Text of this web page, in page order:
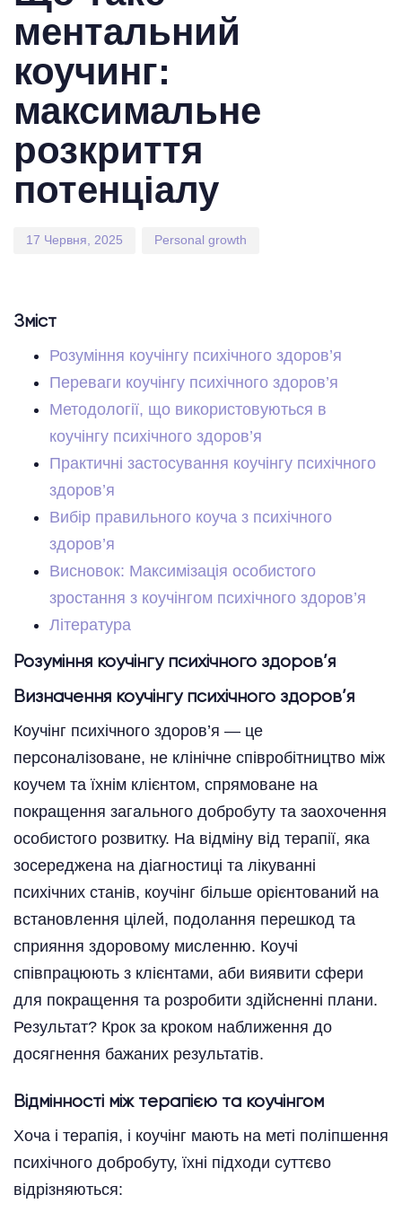
ментальний
коучинг:
максимальне
розкриття
потенціалу
17 Червня, 2025 Personal growth
Зміст
Розуміння коучінгу психічного здоров’я
Переваги коучінгу психічного здоров’я
Методології, що використовуються в
коучінгу психічного здоров’я
Практичні застосування коучінгу психічного
здоров’я
Вибір правильного коуча з психічного
здоров’я
Висновок: Максимізація особистого
зростання з коучінгом психічного здоров’я
Література
Розуміння коучінгу психічного здоров’я
Визначення коучінгу психічного здоров’я
Коучінг психічного здоров’я — це
персоналізоване, не клінічне співробітництво між
коучем та їхнім клієнтом, спрямоване на
покращення загального добробуту та заохочення
особистого розвитку. На відміну від терапії, яка
зосереджена на діагностиці та лікуванні
психічних станів, коучінг більше орієнтований на
встановлення цілей, подолання перешкод та
сприяння здоровому мисленню. Коучі
співпрацюють з клієнтами, аби виявити сфери
для покращення та розробити здійсненні плани.
Результат? Крок за кроком наближення до
досягнення бажаних результатів.
Відмінності між терапією та коучінгом
Хоча і терапія, і коучінг мають на меті поліпшення
психічного добробуту, їхні підходи суттєво
відрізняються: